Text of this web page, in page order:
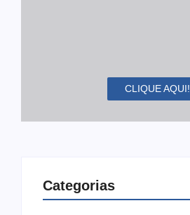
CLIQUE AQUI!
Categorias